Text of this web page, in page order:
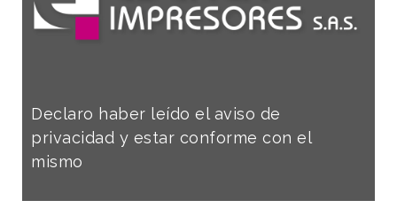
Declaro haber leído el aviso de
privacidad y estar conforme con el
mismo